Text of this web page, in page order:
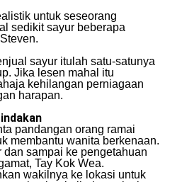
untuk seseorang
sedikit sayur beberapa
sayur itulah satu-satunya
Jika lesen mahal itu
kehilangan perniagaan
harapan.
pandangan orang ramai
membantu wanita berkenaan.
dan sampai ke pengetahuan
Tay Kok Wea.
wakilnya ke lokasi untuk